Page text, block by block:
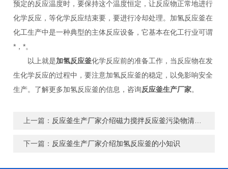
预定的反应温度时，要保持这个温度恒定，让反应物正常地进行
化学反应，等化学反应结束要，要进行冷却处理。加氢反应釜在
化工生产中是一种典型的主体反应设备，它基本在化工行业可谓
*，*。
以上就是加氢反应釜化学反应前的准备工作，当反应物在发
生化学反应的过程中，要注意加氢反应釜的稳定，以免影响安全
生产。了解更多加氢反应釜的信息，咨询反应釜生产厂家。
上一篇： 反应釜生产厂家介绍磁力搅拌反应釜污染物清洗方法
下一篇： 反应釜生产厂家介绍加氢反应釜的小知识